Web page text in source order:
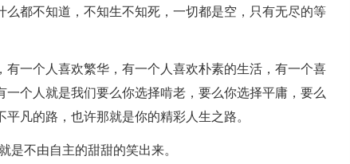
么都不知道，不知生不知死，一切都是空，只有无尽的等
有一个人喜欢繁华，有一个人喜欢朴素的生活，有一个喜
个人就是我们要么你选择啃老，要么你选择平庸，要么
凡的路，也许那就是你的精彩人生之路。
是不由自主的甜甜的笑出来。